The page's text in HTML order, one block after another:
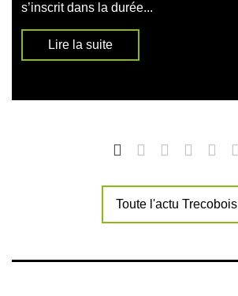
s’inscrit dans la durée...
Lire la suite
Toute l'actu Trecobois